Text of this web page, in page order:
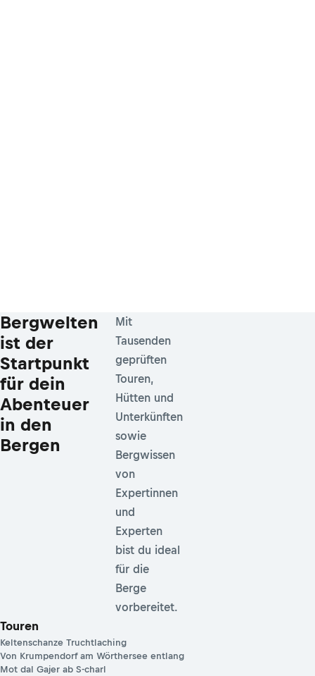
Bergwelten
ist der
Startpunkt
für dein
Abenteuer
in den
Bergen
Mit
Tausenden
geprüften
Touren,
Hütten und
Unterkünften
sowie
Bergwissen
von
Expertinnen
und
Experten
bist du ideal
für die
Berge
vorbereitet.
Touren
Keltenschanze Truchtlaching
Von Krumpendorf am Wörthersee entlang
Mot dal Gajer ab S-charl